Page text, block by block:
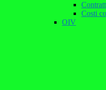
Costi
OIV